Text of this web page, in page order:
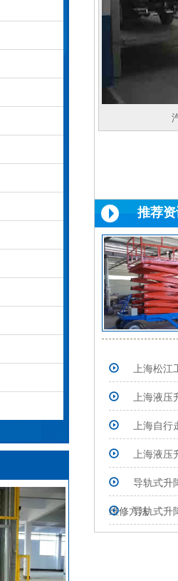
推荐
上海松江
上海液压
上海自行
上海液压
导轨式升
维修方法导轨式升